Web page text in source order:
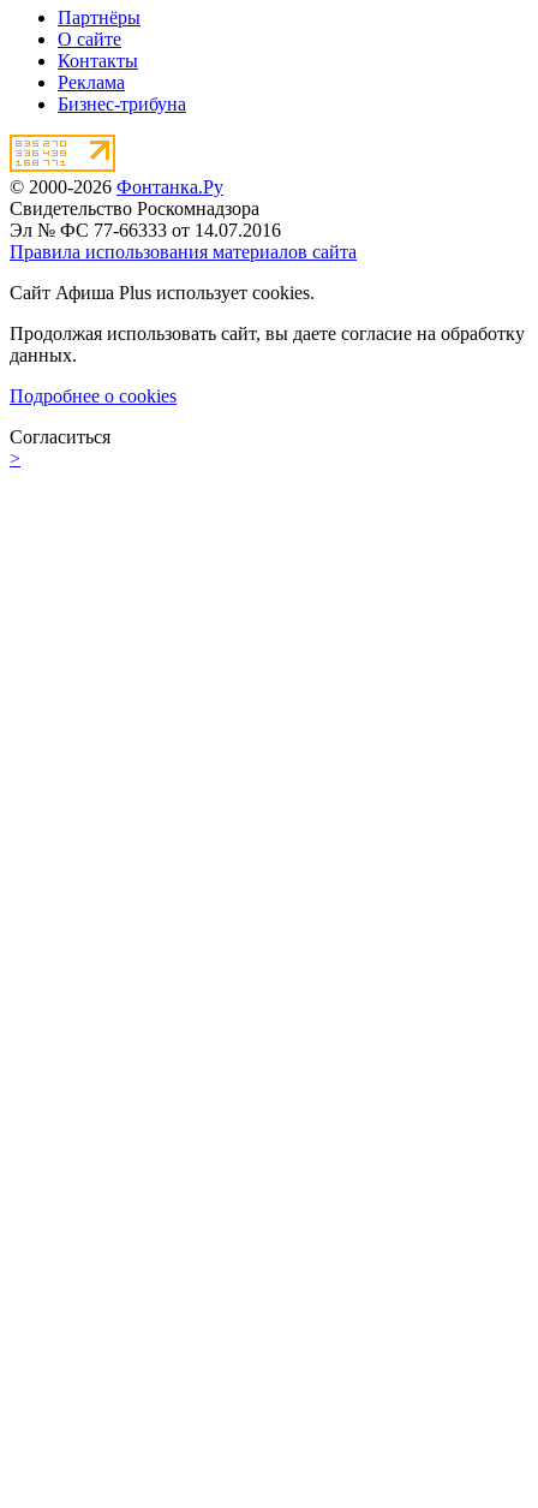
Партнёры
О сайте
Контакты
Реклама
Бизнес-трибуна
© 2000-2026 Фонтанка.Ру
Свидетельство Роскомнадзора
Эл № ФС 77-66333 от 14.07.2016
Правила использования материалов сайта
Сайт Афиша Plus использует cookies.
Продолжая использовать сайт, вы даете согласие на обработку
данных.
Подробнее о cookies
Согласиться
>